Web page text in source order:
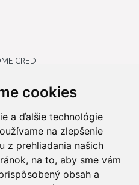
cookies
a ďalšie technológie
na zlepšenie
z prehliadania našich
na to, aby sme vám
obsah a
CREDIT
KUCHYNSKÚ BATÉRIU